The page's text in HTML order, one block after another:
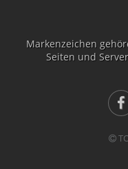
Markenzeichen
Seiten und